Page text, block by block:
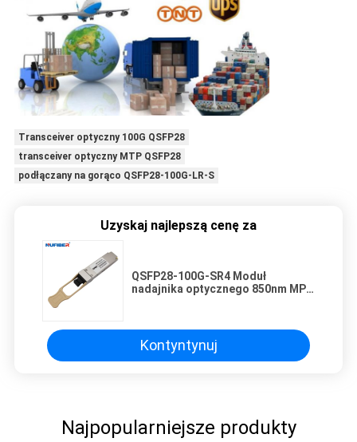
Transceiver optyczny 100G QSFP28
transceiver optyczny MTP QSFP28
podłączany na gorąco QSFP28-100G-LR-S
Uzyskaj najlepszą cenę za
QSFP28-100G-SR4 Moduł
nadajnika optycznego 850nm MPO
Kontyntynuj
Najpopularniejsze produkty